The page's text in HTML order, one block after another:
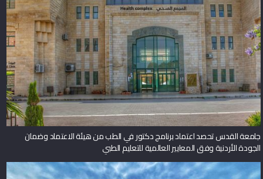
جامعة القدس تحصد اعتماد برنامج دكتور في الطب من هيئة الاعتماد وضمان
الجودة الأردنية وفق المعايير العالمية للتعليم الطبي